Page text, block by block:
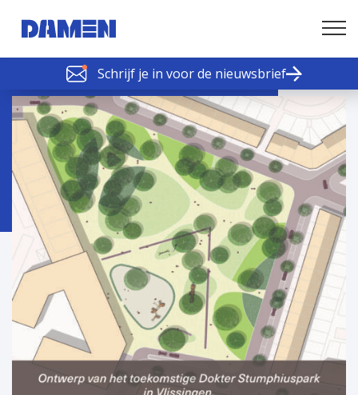
Schrijf je in voor de nieuwsbrief
SCHELDE SCHAKELS
Nieuws of tips